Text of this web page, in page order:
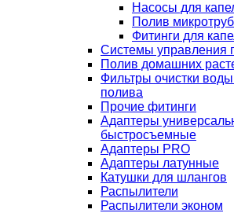
Насосы для
Полив
Фитинги для
Системы управления
Полив домашних
Фильтры очистки
полива
Прочие фитинги
Адаптеры
быстросъемные
Адаптеры PRO
Адаптеры латунные
Катушки для шлангов
Распылители
Распылители эконом